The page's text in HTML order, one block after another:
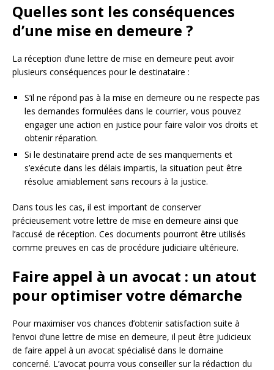
Quelles sont les conséquences
d’une mise en demeure ?
La réception d’une lettre de mise en demeure peut avoir
plusieurs conséquences pour le destinataire :
S’il ne répond pas à la mise en demeure ou ne respecte pas
les demandes formulées dans le courrier, vous pouvez
engager une action en justice pour faire valoir vos droits et
obtenir réparation.
Si le destinataire prend acte de ses manquements et
s’exécute dans les délais impartis, la situation peut être
résolue amiablement sans recours à la justice.
Dans tous les cas, il est important de conserver
précieusement votre lettre de mise en demeure ainsi que
l’accusé de réception. Ces documents pourront être utilisés
comme preuves en cas de procédure judiciaire ultérieure.
Faire appel à un avocat : un atout
pour optimiser votre démarche
Pour maximiser vos chances d’obtenir satisfaction suite à
l’envoi d’une lettre de mise en demeure, il peut être judicieux
de faire appel à un avocat spécialisé dans le domaine
concerné. L’avocat pourra vous conseiller sur la rédaction du